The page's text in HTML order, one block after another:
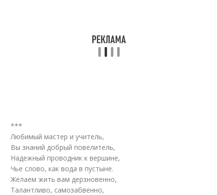
***
Любимый мастер и учитель,
Вы знаний добрый повелитель,
Надежный проводник к вершине,
Чье слово, как вода в пустыне.
Желаем жить вам дерзновенно,
Талантливо, самозабвенно,